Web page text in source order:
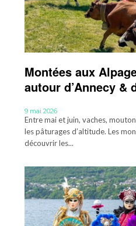
Montées aux
autour d’Annecy &
9 mai 2026
Entre mai et juin, vaches,
les pâturages d’altitude. Les
découvrir les...